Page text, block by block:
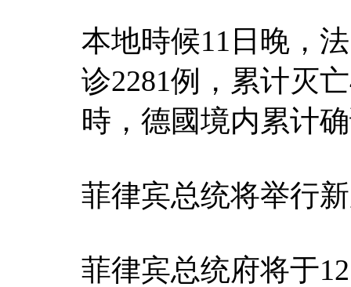
本地時候11日晚，
诊2281例，累计灭
時，德國境内累计
菲律宾总统将举行
菲律宾总统府将于